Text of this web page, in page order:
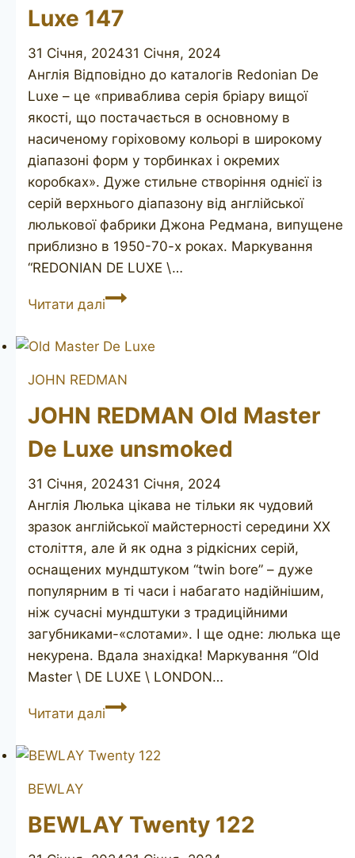
Luxe 147
31 Січня, 202431 Січня, 2024
Англія Відповідно до каталогів Redonian De
Luxe – це «приваблива серія бріару вищої
якості, що постачається в основному в
насиченому горіховому кольорі в широкому
діапазоні форм у торбинках і окремих
коробках». Дуже стильне створіння однієї із
серій верхнього діапазону від англійської
люлькової фабрики Джона Редмана, випущене
приблизно в 1950-70-х роках. Маркування
“REDONIAN DE LUXE \…
Читати даліJOHN
Redonian
Luxe
147
JOHN REDMAN
JOHN REDMAN Old Master
De Luxe unsmoked
31 Січня, 202431 Січня, 2024
Англія Люлька цікава не тільки як чудовий
зразок англійської майстерності середини XX
століття, але й як одна з рідкісних серій,
оснащених мундштуком “twin bore” – дуже
популярним в ті часи і набагато надійнішим,
ніж сучасні мундштуки з традиційними
загубниками-«слотами». І ще одне: люлька ще
некурена. Вдала знахідка! Маркування “Old
Master \ DE LUXE \ LONDON…
Читати даліJOHN
Old
Luxe
unsmoked
BEWLAY
BEWLAY Twenty 122